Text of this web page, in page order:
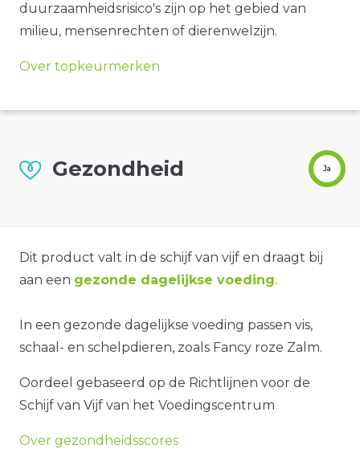
duurzaamheidsrisico's zijn op het gebied van
milieu, mensenrechten of dierenwelzijn.
Over topkeurmerken
Gezondheid Ja
Dit product valt in de schijf van vijf en draagt bij
aan een gezonde dagelijkse voeding.
In een gezonde dagelijkse voeding passen vis,
schaal- en schelpdieren, zoals Fancy roze Zalm.
Oordeel gebaseerd op de Richtlijnen voor de
Schijf van Vijf van het Voedingscentrum
Over gezondheidsscores